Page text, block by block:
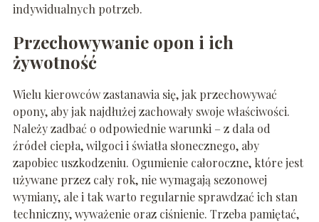
indywidualnych potrzeb.
Przechowywanie opon i ich
żywotność
Wielu kierowców zastanawia się, jak przechowywać
opony, aby jak najdłużej zachowały swoje właściwości.
Należy zadbać o odpowiednie warunki – z dala od
źródeł ciepła, wilgoci i światła słonecznego, aby
zapobiec uszkodzeniu. Ogumienie całoroczne, które jest
używane przez cały rok, nie wymagają sezonowej
wymiany, ale i tak warto regularnie sprawdzać ich stan
techniczny, wyważenie oraz ciśnienie. Trzeba pamiętać,